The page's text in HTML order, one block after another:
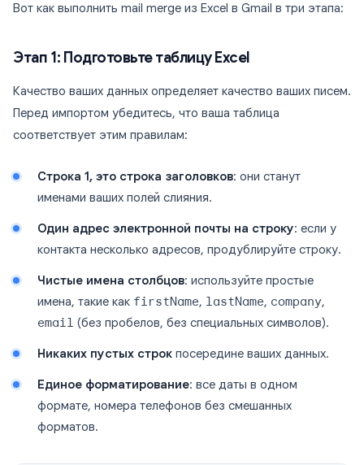
Вот как выполнить mail merge из Excel в Gmail в три этапа:
Этап 1: Подготовьте таблицу Excel
Качество ваших данных определяет качество ваших писем.
Перед импортом убедитесь, что ваша таблица
соответствует этим правилам:
Строка 1, это строка заголовков: они станут
именами ваших полей слияния.
Один адрес электронной почты на строку: если у
контакта несколько адресов, продублируйте строку.
Чистые имена столбцов: используйте простые
имена, такие как firstName, lastName, company,
email (без пробелов, без специальных символов).
Никаких пустых строк посередине ваших данных.
Единое форматирование: все даты в одном
формате, номера телефонов без смешанных
форматов.